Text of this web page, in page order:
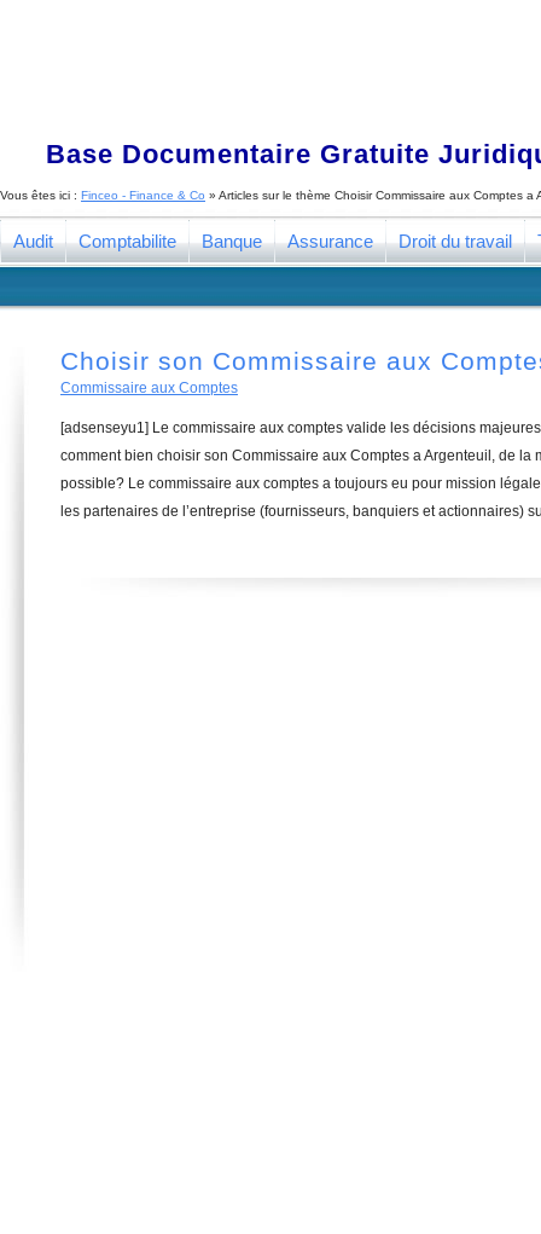
Base Documentaire Gratuite
Vous êtes ici : Finceo - Finance & Co » Articles sur le thème Choisir Commissaire aux Comptes a
Audit Comptabilite Banque Assurance Droit du travail
Choisir son Commissaire aux
Commissaire aux Comptes
[adsenseyu1] Le commissaire aux comptes valide les décisions
comment bien choisir son Commissaire aux Comptes a Argenteuil, de la
possible? Le commissaire aux comptes a toujours eu pour mission
les partenaires de l’entreprise (fournisseurs, banquiers et actionnaires)